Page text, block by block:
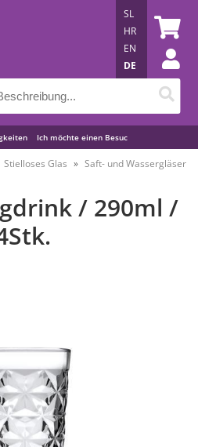
Ich möchte einen Besuc
SL
HR
EN
DE
Stielloses Glas Saft- und Wassergläser
/ 290ml /